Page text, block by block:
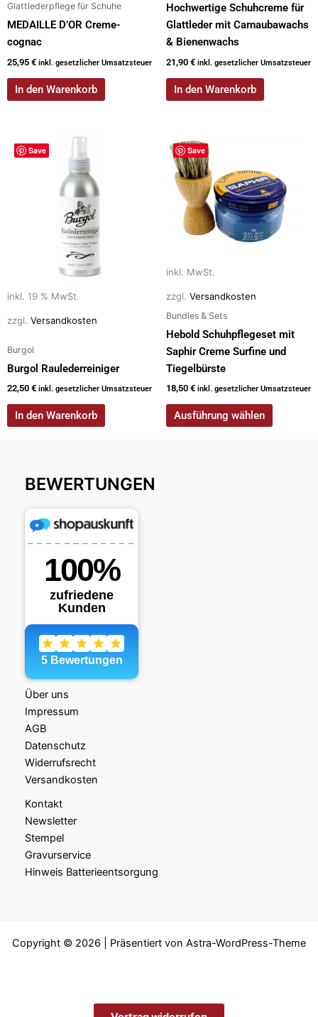
Glattlederpflege für Schuhe
MEDAILLE D’OR Creme-
cognac
25,95 € inkl. gesetzlicher Umsatzsteuer
In den Warenkorb
Hochwertige Schuhcreme für
Glattleder mit Carnaubawachs
& Bienenwachs
21,90 € inkl. gesetzlicher Umsatzsteuer
In den Warenkorb
Save
inkl. 19 % MwSt.
zzgl. Versandkosten
Burgol
Burgol Raulederreiniger
22,50 € inkl. gesetzlicher Umsatzsteuer
In den Warenkorb
Save
inkl. MwSt.
zzgl. Versandkosten
Bundles & Sets
Hebold Schuhpflegeset mit
Saphir Creme Surfine und
Tiegelbürste
18,50 € inkl. gesetzlicher Umsatzsteuer
Ausführung wählen
Dieses
Produkt
weist
mehrere
Varianten
können
auf
der
Produktseite
gewählt
werden
BEWERTUNGEN
Über uns
Impressum
AGB
Datenschutz
Widerrufsrecht
Versandkosten
Kontakt
Newsletter
Stempel
Gravurservice
Hinweis Batterieentsorgung
Copyright © 2026 | Präsentiert von Astra-WordPress-Theme